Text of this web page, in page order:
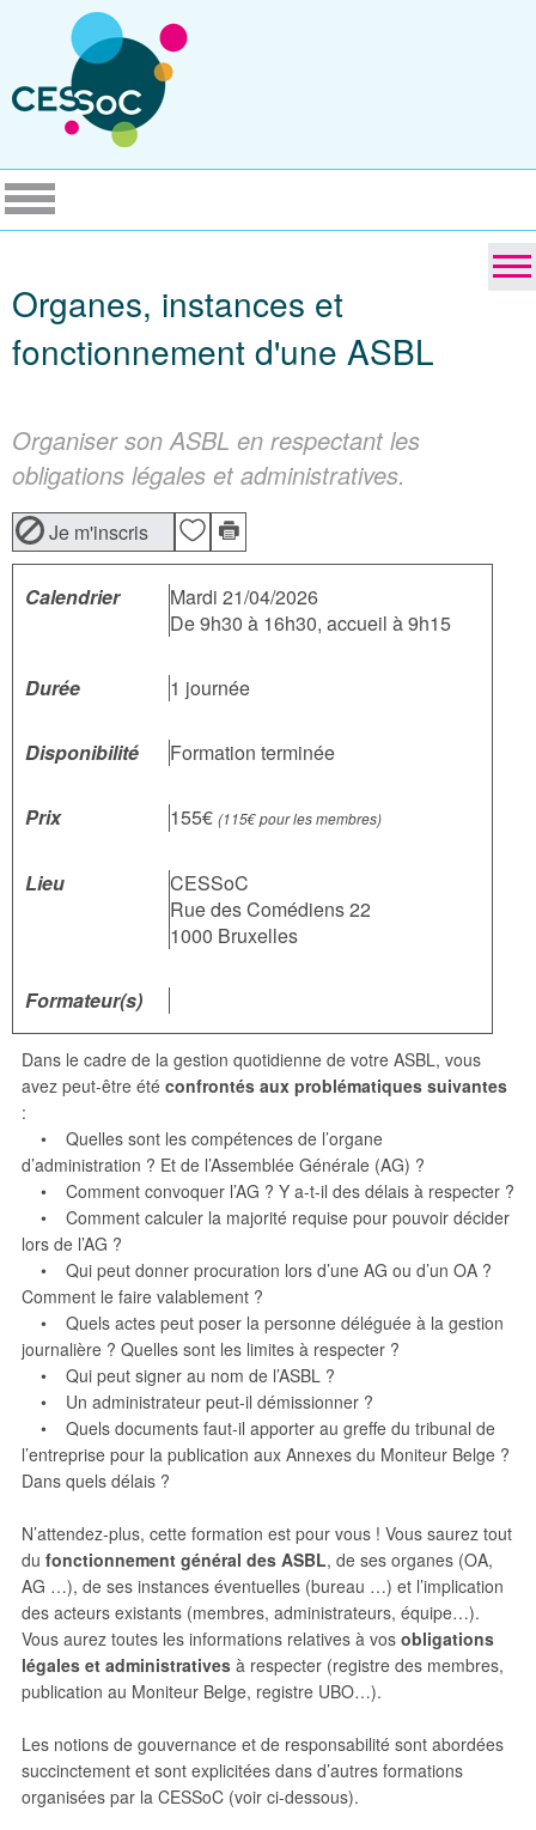
Organes, instances et
fonctionnement d'une ASBL
Organiser son ASBL en respectant les
obligations légales et administratives.
Dans le cadre de la gestion quotidienne de votre ASBL, vous
avez peut-être été confrontés aux problématiques suivantes
:
• Quelles sont les compétences de l’organe
d’administration ? Et de l’Assemblée Générale (AG) ?
• Comment convoquer l’AG ? Y a-t-il des délais à respecter ?
• Comment calculer la majorité requise pour pouvoir décider
lors de l’AG ?
• Qui peut donner procuration lors d’une AG ou d’un OA ?
Comment le faire valablement ?
• Quels actes peut poser la personne déléguée à la gestion
journalière ? Quelles sont les limites à respecter ?
• Qui peut signer au nom de l’ASBL ?
• Un administrateur peut-il démissionner ?
• Quels documents faut-il apporter au greffe du tribunal de
l’entreprise pour la publication aux Annexes du Moniteur Belge ?
Dans quels délais ?
N’attendez-plus, cette formation est pour vous ! Vous saurez tout
du fonctionnement général des ASBL, de ses organes (OA,
AG …), de ses instances éventuelles (bureau …) et l’implication
des acteurs existants (membres, administrateurs, équipe…).
Vous aurez toutes les informations relatives à vos obligations
légales et administratives à respecter (registre des membres,
publication au Moniteur Belge, registre UBO…).
Les notions de gouvernance et de responsabilité sont abordées
succinctement et sont explicitées dans d’autres formations
organisées par la CESSoC (voir ci-dessous).
Je m'inscris
Calendrier
Mardi 21/04/2026
De 9h30 à 16h30, accueil à 9h15
Durée 1 journée
Disponibilité Formation terminée
Prix 155€ (115€ pour les membres)
Lieu
CESSoC
Rue des Comédiens 22
1000 Bruxelles
Formateur(s)